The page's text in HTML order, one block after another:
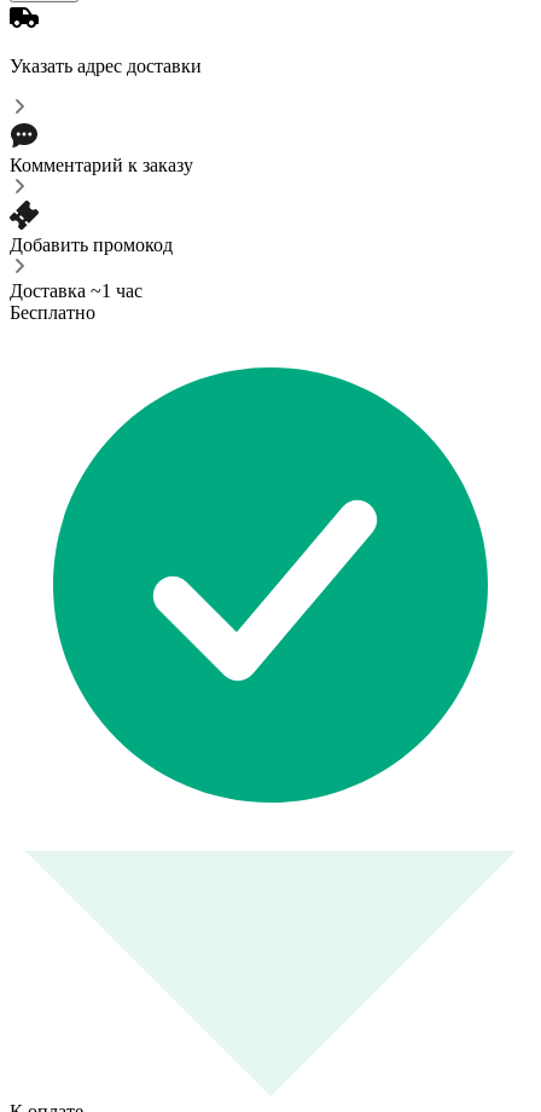
Указать адрес доставки
Комментарий к заказу
Добавить промокод
Доставка ~1 час
Бесплатно